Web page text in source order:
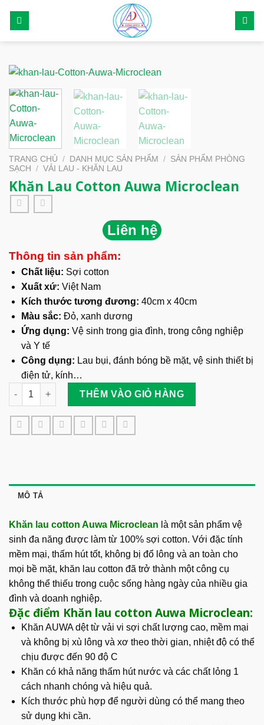
TRANG CHỦ / DANH MỤC SẢN PHẨM / SẢN PHẨM PHÒNG
SẠCH
/ VẢI LAU - KHĂN LAU
Khăn Lau Cotton Auwa Microclean
Liên hệ
Thông tin sản phẩm:
Chất liệu: Sợi cotton
Xuất xứ: Việt Nam
Kích thước tương đương: 40cm x 40cm
Màu sắc: Đỏ, xanh dương
Ứng dụng: Vệ sinh trong gia đình, trong công nghiệp
và Y tế
Công dụng: Lau bụi, đánh bóng bề mặt, vệ sinh thiết bị
điện tử, kính…
Khăn Lau Cotton Auwa Microclean số lượng
THÊM VÀO GIỎ HÀNG
MÔ TẢ
Khăn lau cotton Auwa Microclean là một sản phẩm vệ
sinh đa năng được làm từ 100% sợi cotton. Với đặc tính
mềm mại, thấm hút tốt, không bị đổ lông và an toàn cho
mọi bề mặt, khăn lau cotton đã trở thành một công cụ
không thể thiếu trong cuộc sống hàng ngày của nhiều gia
đình và doanh nghiệp.
Đặc điểm Khăn lau cotton Auwa Microclean:
Khăn AUWA dệt từ vải vi sợi chất lượng cao, mềm mại
và không bị xù lông và xơ theo thời gian, nhiệt độ có thể
chịu được đến 90 độ C
Khăn có khả năng thấm hút nước và các chất lỏng 1
cách nhanh chóng và hiệu quả.
Kích thước phù hợp để người dùng có thể mang theo
sử dụng khi cần.